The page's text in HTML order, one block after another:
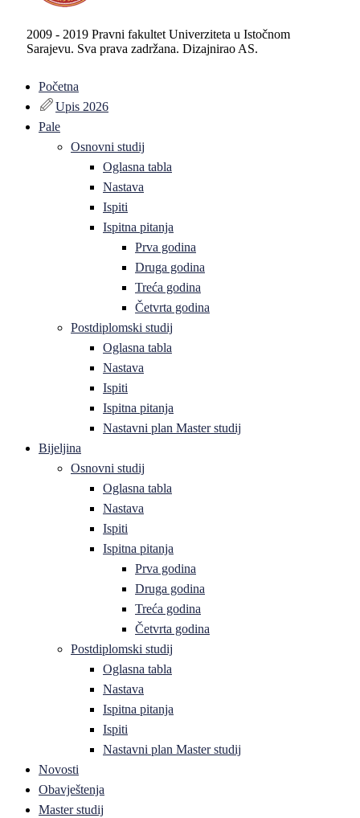
2009 - 2019 Pravni fakultet Univerziteta u Istočnom
Sarajevu. Sva prava zadržana. Dizajnirao AS.
Početna
Upis 2026
Pale
Osnovni studij
Oglasna tabla
Nastava
Ispiti
Ispitna pitanja
Prva godina
Druga godina
Treća godina
Četvrta godina
Postdiplomski studij
Oglasna tabla
Nastava
Ispiti
Ispitna pitanja
Nastavni plan Master studij
Bijeljina
Osnovni studij
Oglasna tabla
Nastava
Ispiti
Ispitna pitanja
Prva godina
Druga godina
Treća godina
Četvrta godina
Postdiplomski studij
Oglasna tabla
Nastava
Ispitna pitanja
Ispiti
Nastavni plan Master studij
Novosti
Obavještenja
Master studij